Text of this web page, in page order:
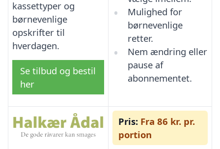
kassettyper og
børnevenlige
opskrifter til
hverdagen.
Se tilbud og bestil
her
Mulighed for
børnevenlige
retter.
Nem ændring eller
pause af
abonnementet.
Pris: Fra 86 kr. pr.
portion